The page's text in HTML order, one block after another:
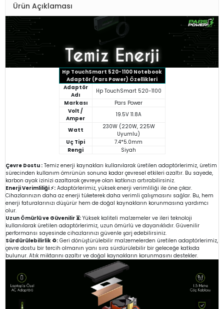
Ürün Açıklaması
Hp TouchSmart 520-1100 Notebook
Adaptör (Pars Power) Özellikleri
Adaptör
Adı
Hp TouchSmart 520-1100
Markası
Pars Power
Volt /
Amper
19.5V 11.8A
Watt
230W (220W, 225W
Uyumlu)
Uç Tipi
7.4*5.0mm
Rengi
Siyah
Çevre Dostu : Temiz enerji kaynakları kullanılarak üretilen adaptörlerimiz, üretim
sürecinden kullanım ömrünün sonuna kadar çevresel etkileri azaltır. Bu sayede,
karbon ayak izinizi azaltarak çevreye olan katkınızı artırabilirsiniz.
Enerji Verimliliği ⚡: Adaptörlerimiz, yüksek enerji verimliliği ile öne çıkar.
Cihazlarınızın daha az enerji tüketerek daha verimli çalışmasını sağlar. Bu, hem
enerji faturalarınızı düşürür hem de doğal kaynakların korunmasına yardımcı
olur.
Uzun Ömürlü ve Güvenilir ⏳: Yüksek kaliteli malzemeler ve ileri teknoloji
kullanılarak üretilen adaptörlerimiz, uzun ömürlü ve dayanıklıdır. Güvenilir
performansı sayesinde cihazlarınızı güvenle şarj edebilirsiniz.
Sürdürülebilirlik ♻️: Geri dönüştürülebilir malzemelerden üretilen adaptörlerimiz,
çevre dostu bir tercih olmanın yanı sıra sürdürülebilir bir geleceğe katkıda
bulunur. Atık miktarını azaltır ve doğal kaynakların korunmasını destekler.